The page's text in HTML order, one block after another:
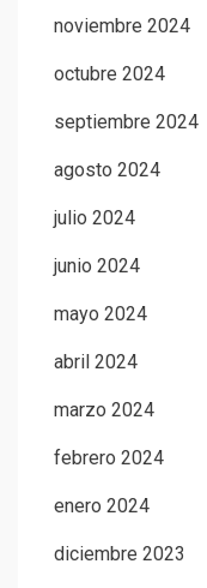
noviembre 2024
octubre 2024
septiembre 2024
agosto 2024
julio 2024
junio 2024
mayo 2024
abril 2024
marzo 2024
febrero 2024
enero 2024
diciembre 2023